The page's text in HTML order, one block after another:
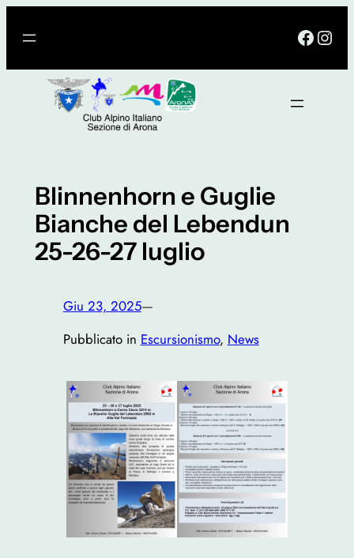
Blinnenhorn e Guglie
Bianche del Lebendun
25-26-27 luglio
Giu 23, 2025—
Pubblicato in Escursionismo, News